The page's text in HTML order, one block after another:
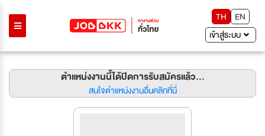
TH
EN
เข้าสู่ระบบ
ตำแหน่งงานนี้ได้ปิดการรับสมัครแล้ว...
สนใจตำแหน่งงานอื่นคลิกที่นี่